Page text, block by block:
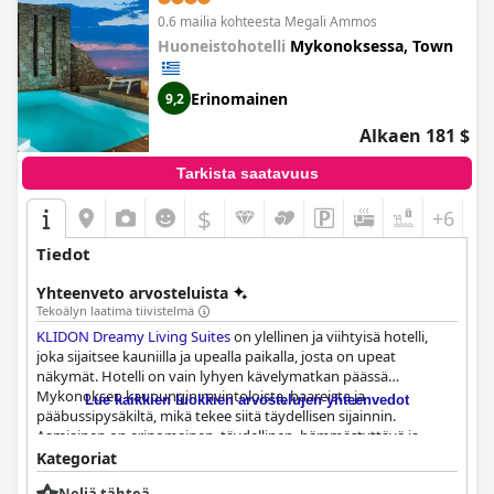
0.6 mailia kohteesta Megali Ammos
Huoneistohotelli Mykonoksessa, Town
9,2 Erinomainen
Alkaen 181 $
Tarkista saatavuus
$ +6
Tiedot
Yhteenveto arvosteluista
Tekoälyn laatima tiivistelmä
KLIDON Dreamy Living Suiteson ylellinen ja viihtyisä hotelli,
joka sijaitsee kauniilla ja upealla paikalla, josta on upeat
näkymät. Hotelli on vain lyhyen kävelymatkan päässä
Mykonoksen kaupungin ravintoloista, baareista ja
pääbussipysäkiltä, mikä tekee siitä täydellisen sijainnin.
Aamiainen on erinomainen, täydellinen, hämmästyttävä ja
poikkeuksellinen, joka toimitetaan suoraan jokaisen vieraan
huoneeseen ajallaan joka päivä, ja monet vieraat voivat päättää
Lue kaikkien luokkien arvostelujen yhteenvedot
Kategoriat